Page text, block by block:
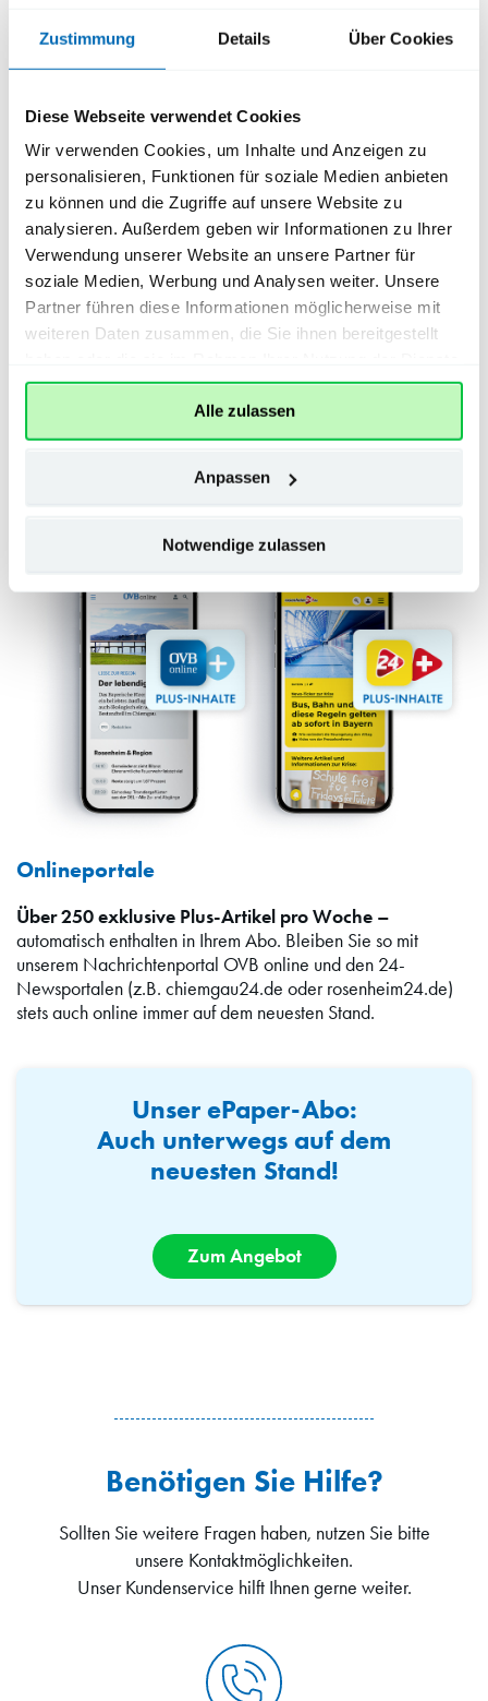
Zustimmung Details Über Cookies
Diese Webseite verwendet Cookies
Wir verwenden Cookies, um Inhalte und Anzeigen zu
personalisieren, Funktionen für soziale Medien anbieten
zu können und die Zugriffe auf unsere Website zu
analysieren. Außerdem geben wir Informationen zu Ihrer
Verwendung unserer Website an unsere Partner für
soziale Medien, Werbung und Analysen weiter. Unsere
Partner führen diese Informationen möglicherweise mit
weiteren Daten zusammen, die Sie ihnen bereitgestellt
gesammelt haben.
Alle zulassen
Anpassen
Notwendige zulassen
Kostenlose Magazine
Heimatzeitung finden Sie jede Woche ein neues digitales
Magazin direkt in Ihrer ePaper-App oder unter www.ovb-
heimatzeitungen.de. Freuen Sie sich auf hochwertige
Inhalten im wöchentlichen Wechsel.
Onlineportale
Über 250 exklusive Plus-Artikel pro Woche –
automatisch enthalten in Ihrem Abo. Bleiben Sie so mit
unserem Nachrichtenportal OVB online und den 24-
Newsportalen (z.B. chiemgau24.de oder rosenheim24.de)
stets auch online immer auf dem neuesten Stand.
Unser ePaper-Abo:
Auch unterwegs auf dem
neuesten Stand!
Zum Angebot
Benötigen Sie Hilfe?
Sollten Sie weitere Fragen haben, nutzen Sie bitte
unsere Kontaktmöglichkeiten.
Unser Kundenservice hilft Ihnen gerne weiter.